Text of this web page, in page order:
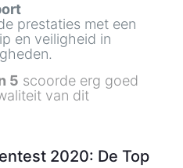
prestaties met een
en veiligheid in
5 scoorde erg goed
van dit
2020: De Top